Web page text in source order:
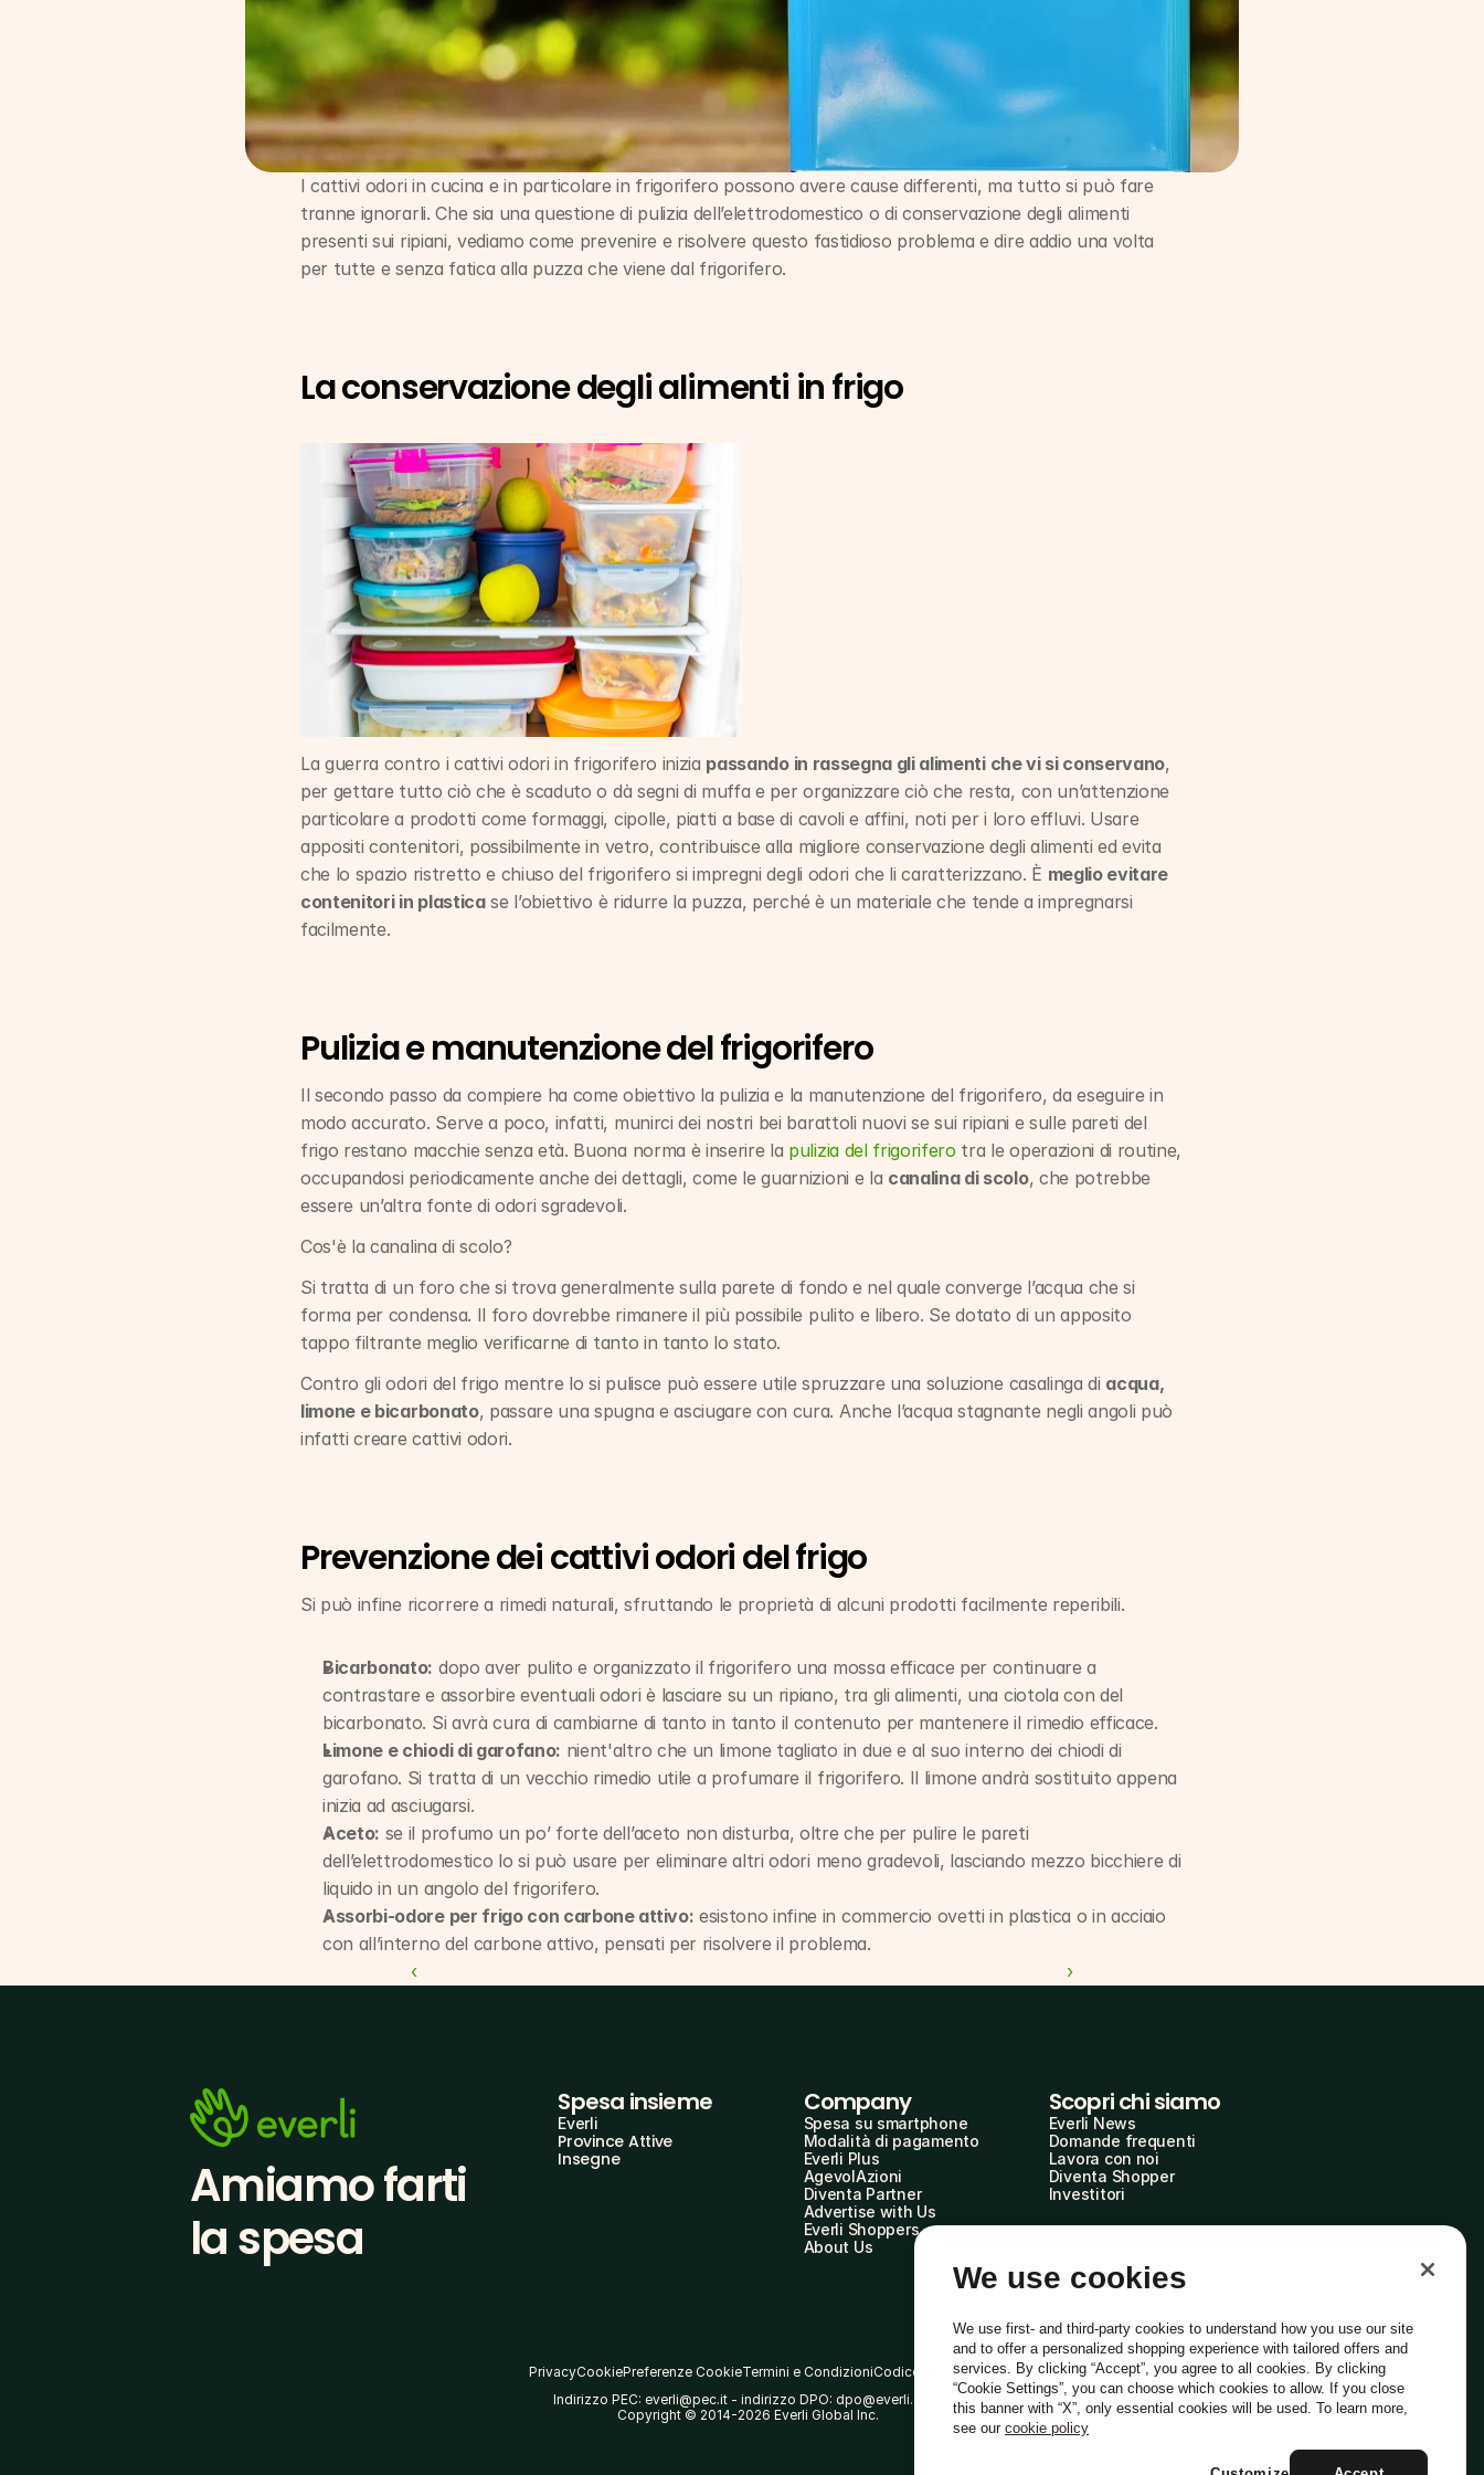
I cattivi odori in cucina e in particolare in frigorifero possono avere cause differenti, ma tutto si può fare
tranne ignorarli. Che sia una questione di pulizia dell’elettrodomestico o di conservazione degli alimenti
presenti sui ripiani, vediamo come prevenire e risolvere questo fastidioso problema e dire addio una volta
per tutte e senza fatica alla puzza che viene dal frigorifero.
La conservazione degli alimenti in frigo
La guerra contro i cattivi odori in frigorifero inizia passando in rassegna gli alimenti che vi si conservano,
per gettare tutto ciò che è scaduto o dà segni di muffa e per organizzare ciò che resta, con un’attenzione
particolare a prodotti come formaggi, cipolle, piatti a base di cavoli e affini, noti per i loro effluvi. Usare
appositi contenitori, possibilmente in vetro, contribuisce alla migliore conservazione degli alimenti ed evita
che lo spazio ristretto e chiuso del frigorifero si impregni degli odori che li caratterizzano. È meglio evitare
contenitori in plastica se l’obiettivo è ridurre la puzza, perché è un materiale che tende a impregnarsi
facilmente.
Pulizia e manutenzione del frigorifero
Il secondo passo da compiere ha come obiettivo la pulizia e la manutenzione del frigorifero, da eseguire in
modo accurato. Serve a poco, infatti, munirci dei nostri bei barattoli nuovi se sui ripiani e sulle pareti del
frigo restano macchie senza età. Buona norma è inserire la pulizia del frigorifero tra le operazioni di routine,
occupandosi periodicamente anche dei dettagli, come le guarnizioni e la canalina di scolo, che potrebbe
essere un’altra fonte di odori sgradevoli.
Cos'è la canalina di scolo?
Si tratta di un foro che si trova generalmente sulla parete di fondo e nel quale converge l’acqua che si
forma per condensa. Il foro dovrebbe rimanere il più possibile pulito e libero. Se dotato di un apposito
tappo filtrante meglio verificarne di tanto in tanto lo stato.
Contro gli odori del frigo mentre lo si pulisce può essere utile spruzzare una soluzione casalinga di acqua,
limone e bicarbonato, passare una spugna e asciugare con cura. Anche l’acqua stagnante negli angoli può
infatti creare cattivi odori.
Prevenzione dei cattivi odori del frigo
Si può infine ricorrere a rimedi naturali, sfruttando le proprietà di alcuni prodotti facilmente reperibili.
Bicarbonato: dopo aver pulito e organizzato il frigorifero una mossa efficace per continuare a
contrastare e assorbire eventuali odori è lasciare su un ripiano, tra gli alimenti, una ciotola con del
bicarbonato. Si avrà cura di cambiarne di tanto in tanto il contenuto per mantenere il rimedio efficace.
Limone e chiodi di garofano: nient'altro che un limone tagliato in due e al suo interno dei chiodi di
garofano. Si tratta di un vecchio rimedio utile a profumare il frigorifero. Il limone andrà sostituito appena
inizia ad asciugarsi.
Aceto: se il profumo un po’ forte dell’aceto non disturba, oltre che per pulire le pareti
dell’elettrodomestico lo si può usare per eliminare altri odori meno gradevoli, lasciando mezzo bicchiere di
liquido in un angolo del frigorifero.
Assorbi-odore per frigo con carbone attivo: esistono infine in commercio ovetti in plastica o in acciaio
con all’interno del carbone attivo, pensati per risolvere il problema.
‹
›
Amiamo farti
la spesa
Spesa insieme
Everli
Province Attive
Insegne
Company
Spesa su smartphone
Modalità di pagamento
Everli Plus
AgevolAzioni
Diventa Partner
Advertise with Us
Everli Shoppers
About Us
Scopri chi siamo
Everli News
Domande frequenti
Lavora con noi
Diventa Shopper
Investitori
PrivacyCookiePreferenze CookieTermini e CondizioniCodice Etico
Indirizzo PEC: everli@pec.it - indirizzo DPO: dpo@everli.com
Copyright © 2014-2026 Everli Global Inc.
Italiano
We use cookies
We use first- and third-party cookies to understand how you use our site
and to offer a personalized shopping experience with tailored offers and
services. By clicking “Accept”, you agree to all cookies. By clicking
“Cookie Settings”, you can choose which cookies to allow. If you close
this banner with “X”, only essential cookies will be used. To learn more,
see our cookie policy